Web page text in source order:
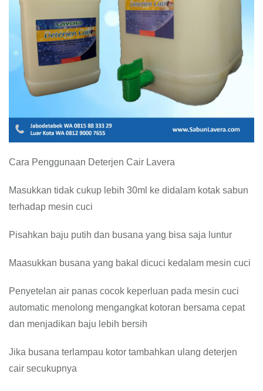
Cara Penggunaan Deterjen Cair Lavera
Masukkan tidak cukup lebih 30ml ke didalam kotak sabun
terhadap mesin cuci
Pisahkan baju putih dan busana yang bisa saja luntur
Maasukkan busana yang bakal dicuci kedalam mesin cuci
Penyetelan air panas cocok keperluan pada mesin cuci
automatic menolong mengangkat kotoran bersama cepat
dan menjadikan baju lebih bersih
Jika busana terlampau kotor tambahkan ulang deterjen
cair secukupnya